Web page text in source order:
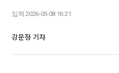
입력 2026-05-08 16:21
강문정 기자